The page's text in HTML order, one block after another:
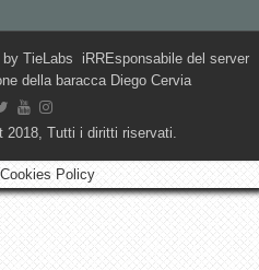
by TieLabs iRREsponsabile del server
della baracca Diego Cervia
2018, Tutti i diritti riservati.
Policy